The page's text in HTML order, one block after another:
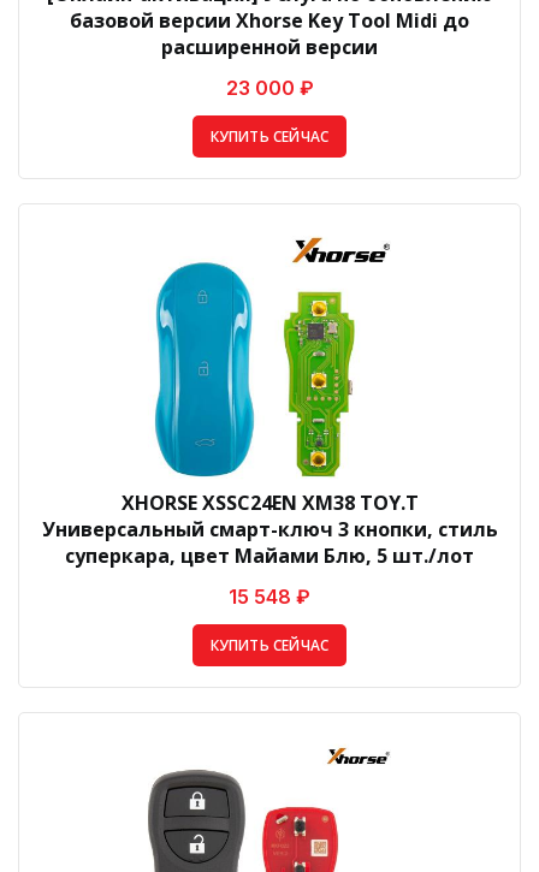
базовой версии Xhorse Key Tool Midi до
расширенной версии
23 000 ₽
КУПИТЬ СЕЙЧАС
XHORSE XSSC24EN XM38 TOY.T
Универсальный смарт-ключ 3 кнопки, стиль
суперкара, цвет Майами Блю, 5 шт./лот
15 548 ₽
КУПИТЬ СЕЙЧАС